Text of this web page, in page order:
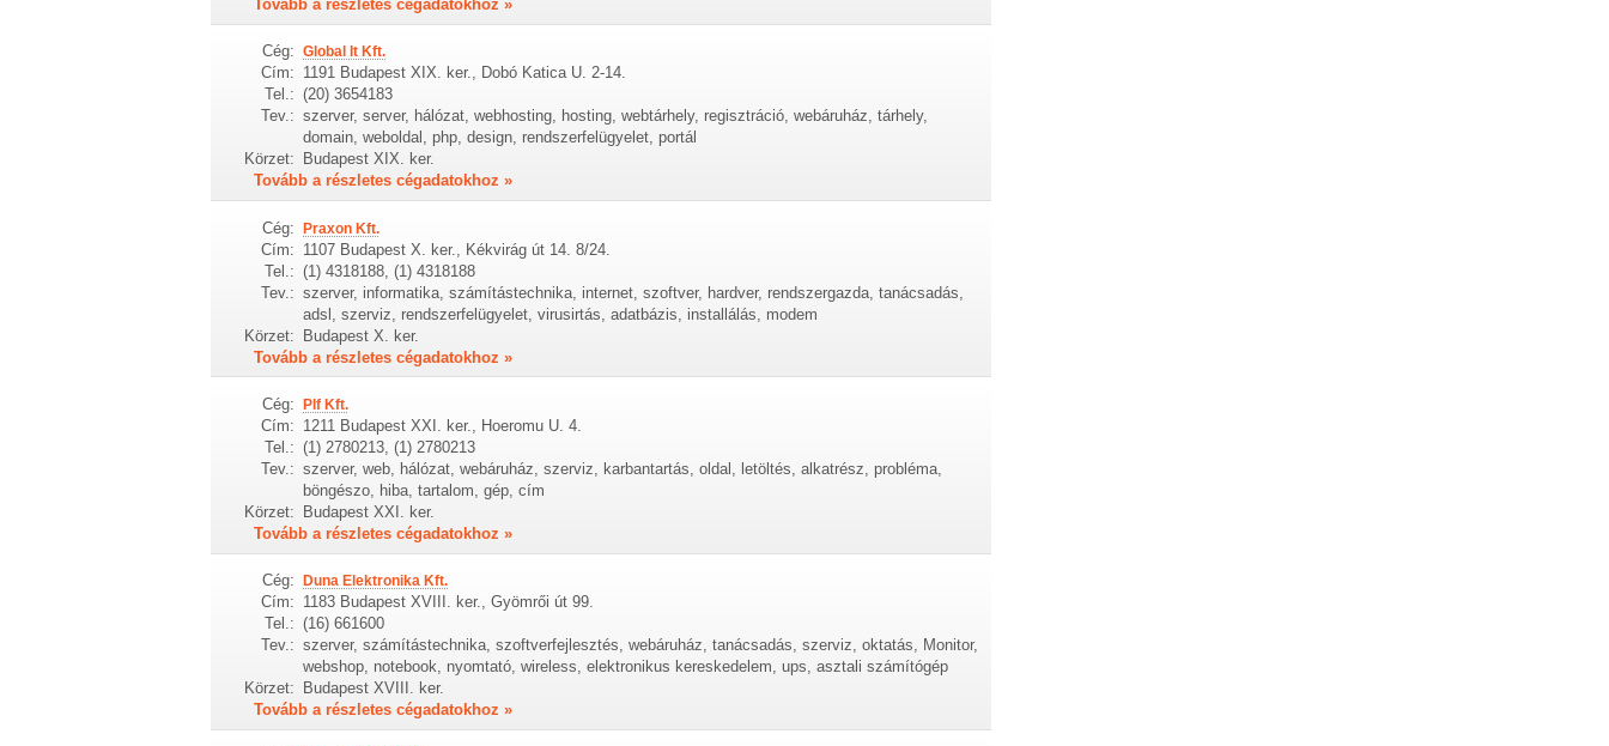
Tovább a részletes cégadatokhoz »
Cég: Global It Kft.
Cím: 1191 Budapest XIX. ker., Dobó Katica U. 2-14.
Tel.: (20) 3654183
Tev.: szerver, server, hálózat, webhosting, hosting, webtárhely, regisztráció, webáruház, tárhely,
domain, weboldal, php, design, rendszerfelügyelet, portál
Körzet:
Budapest XIX. ker.
Tovább a részletes cégadatokhoz »
Cég: Praxon Kft.
Cím: 1107 Budapest X. ker., Kékvirág út 14. 8/24.
Tel.: (1) 4318188, (1) 4318188
Tev.: szerver, informatika, számítástechnika, internet, szoftver, hardver, rendszergazda, tanácsadás,
adsl, szerviz, rendszerfelügyelet, virusirtás, adatbázis, installálás, modem
Körzet: Budapest X. ker.
Tovább a részletes cégadatokhoz »
Cég: Plf Kft.
Cím: 1211 Budapest XXI. ker., Hoeromu U. 4.
Tel.: (1) 2780213, (1) 2780213
Tev.: szerver, web, hálózat, webáruház, szerviz, karbantartás, oldal, letöltés, alkatrész, probléma,
böngészo, hiba, tartalom, gép, cím
Körzet:
Budapest XXI. ker.
Tovább a részletes cégadatokhoz »
Cég: Duna Elektronika Kft.
Cím: 1183 Budapest XVIII. ker., Gyömrői út 99.
Tel.: (16) 661600
Tev.: szerver, számítástechnika, szoftverfejlesztés, webáruház, tanácsadás, szerviz, oktatás, Monitor,
webshop, notebook, nyomtató, wireless, elektronikus kereskedelem, ups, asztali számítógép
Körzet:
Budapest XVIII. ker.
Tovább a részletes cégadatokhoz »